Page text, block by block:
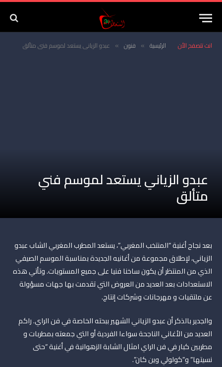
انت تتصفح الأن الرئيسية » فنون » عبدو الزياني يستعد لموسم فني متألق
عبدو الزياني يستعد لموسم فني
متألق
بعد نجاح أغنية “المنتخب المغربي”، يستعد المطرب المغربي الشاب عبدو
الزياني، لإطلاق مجموعة من أغانيه الجديدة بمناسبة الموسم الصيفي
الذي من المنتظر أن يكون ساخنا فنيا على جميع المستويات. وتأتي هذه
الاستعدادات بعد العديد من العروض التي تقدمت بها جهات مسؤولة
عن ملتقيات و مهرجانات وشركات إنتاج.
والجدير بالذكر أن عبدو الزياني الشهير ببحته الخاصة في فن الراي. راكم
العديد من الأغاني الناجحة سواءا الفردية أو التي جمعته بمطربات و
مطربين كبار في فن الراي امثال الشابة الزهوانية في أغنية “حتى
نسيتها” و”كولولي وين كان”.